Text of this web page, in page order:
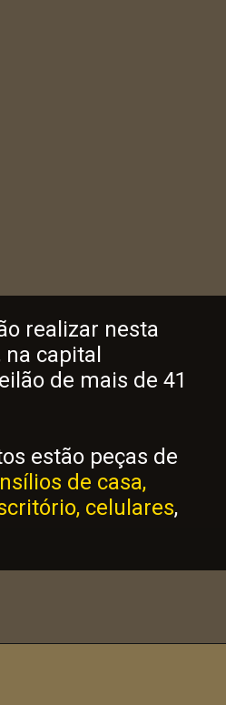
realizar nesta
capital
de mais de 41
estão peças de
de casa,
celulares,